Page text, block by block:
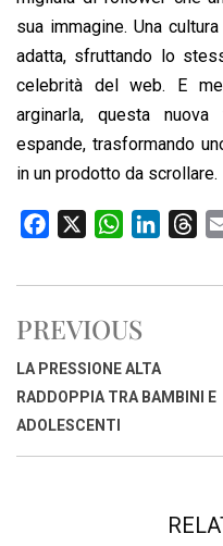
sua immagine. Una
adatta, sfruttando lo
celebrità del web. E
arginarla, questa
espande, trasformando
in un prodotto da scrollare.
c
b
o
o
k
W
a
s
A
p
n
d
I
r
s
PREVIOUS
LA PRESSIONE ALTA
RADDOPPIA TRA BAMBINI E
ADOLESCENTI